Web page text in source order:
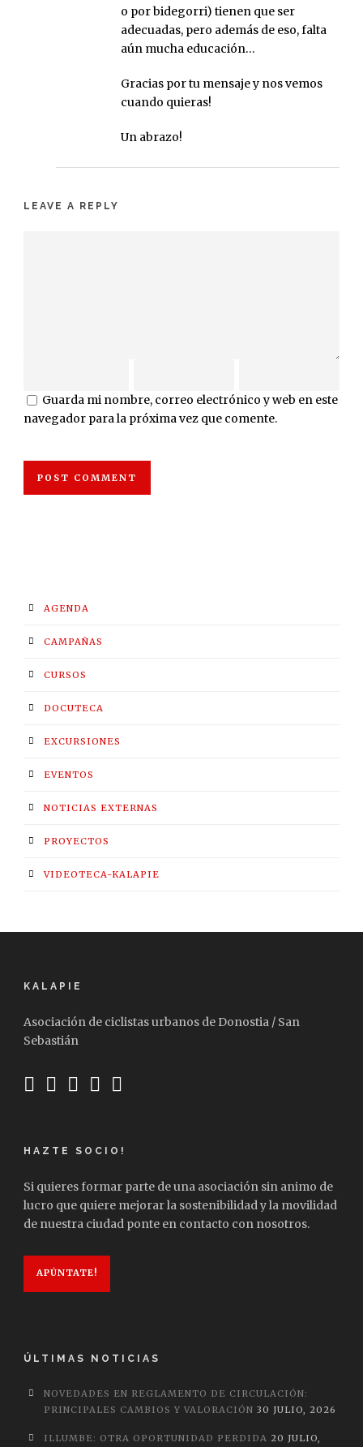
o por bidegorri) tienen que ser
adecuadas, pero además de eso, falta
aún mucha educación…
Gracias por tu mensaje y nos vemos
cuando quieras!
Un abrazo!
LEAVE A REPLY
Guarda mi nombre, correo electrónico y web en este
navegador para la próxima vez que comente.
AGENDA
CAMPAÑAS
CURSOS
DOCUTECA
EXCURSIONES
EVENTOS
NOTICIAS EXTERNAS
PROYECTOS
VIDEOTECA-KALAPIE
KALAPIE
Asociación de ciclistas urbanos de Donostia / San
Sebastián
HAZTE SOCIO!
Si quieres formar parte de una asociación sin animo de
lucro que quiere mejorar la sostenibilidad y la movilidad
de nuestra ciudad ponte en contacto con nosotros.
APÚNTATE!
ÚLTIMAS NOTICIAS
NOVEDADES EN REGLAMENTO DE CIRCULACIÓN:
PRINCIPALES CAMBIOS Y VALORACIÓN 30 JULIO, 2026
ILLUMBE: OTRA OPORTUNIDAD PERDIDA 20 JULIO,